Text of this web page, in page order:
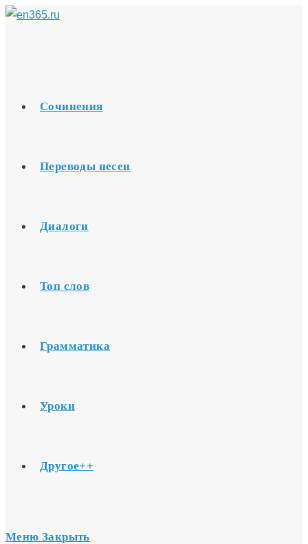
Перейти
Сочинения
Переводы песен
Диалоги
Топ слов
Грамматика
Уроки
Другое++
Меню Закрыть